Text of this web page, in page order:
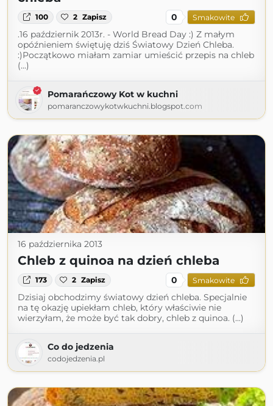
100 2 Zapisz 0 Smakowite
.16 październik 2013r. - World Bread Day :) Z małym
opóźnieniem świętuję dziś Światowy Dzień Chleba.
:)Początkowo miałam zamiar umieścić przepis na chleb
(...)
Pomarańczowy Kot w kuchni
pomaranczowykotwkuchni.blogspot.com
16 października 2013
Chleb z quinoa na dzień chleba
173 2 Zapisz 0 Smakowite
Dzisiaj obchodzimy światowy dzień chleba. Specjalnie
na tę okazję upiekłam chleb, który właściwie nie
wierzyłam, że może być tak dobry, chleb z quinoa. (...)
Co do jedzenia
codojedzenia.pl